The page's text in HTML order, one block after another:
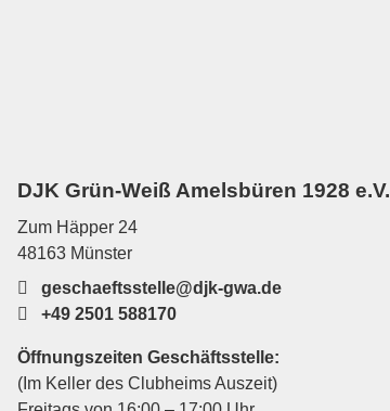
DJK Grün-Weiß Amelsbüren 1928 e.V.
Zum Häpper 24
48163 Münster
geschaeftsstelle@djk-gwa.de
+49 2501 588170
Öffnungszeiten Geschäftsstelle:
(Im Keller des Clubheims Auszeit)